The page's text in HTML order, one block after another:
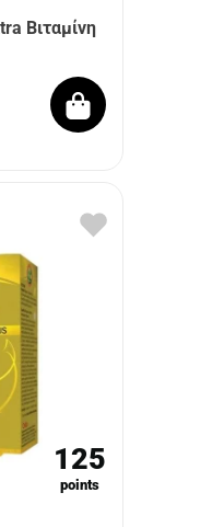
Βιταμίνη
125
points